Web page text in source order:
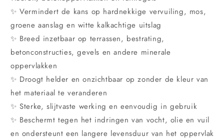
✨ Vermindert de kans op hardnekkige vervuiling, mos,
groene aanslag en witte kalkachtige uitslag
✨ Breed inzetbaar op terrassen, bestrating,
betonconstructies, gevels en andere minerale
oppervlakken
✨ Droogt helder en onzichtbaar op zonder de kleur van
het materiaal te veranderen
✨ Sterke, slijtvaste werking en eenvoudig in gebruik
✨ Beschermt tegen het indringen van vocht, olie en vuil
en ondersteunt een langere levensduur van het oppervlak